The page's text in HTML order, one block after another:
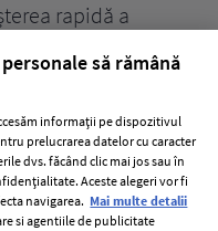
rapidă a
să rămână
informații pe dispozitivul
prelucrarea datelor cu caracter
dvs. făcând clic mai jos sau în
Aceste alegeri vor fi
navigarea. Mai multe detalii
si agentiile de publicitate